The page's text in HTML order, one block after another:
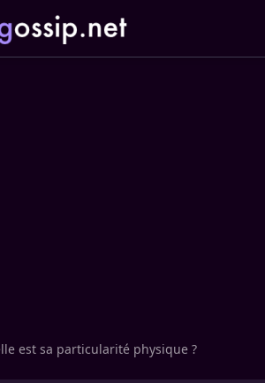
est sa particularité physique ?